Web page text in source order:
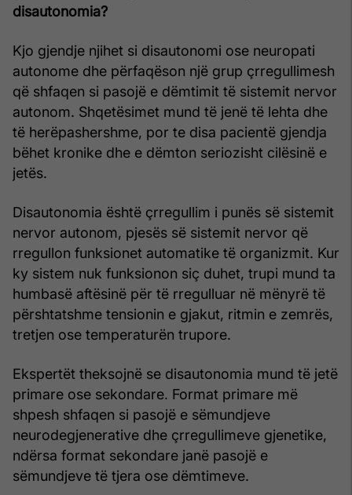
disautonomia?
Kjo gjendje njihet si disautonomi ose neuropati
autonome dhe përfaqëson një grup çrregullimesh
që shfaqen si pasojë e dëmtimit të sistemit nervor
autonom. Shqetësimet mund të jenë të lehta dhe
të herëpashershme, por te disa pacientë gjendja
bëhet kronike dhe e dëmton seriozisht cilësinë e
jetës.
Disautonomia është çrregullim i punës së sistemit
nervor autonom, pjesës së sistemit nervor që
rregullon funksionet automatike të organizmit. Kur
ky sistem nuk funksionon siç duhet, trupi mund ta
humbasë aftësinë për të rregulluar në mënyrë të
përshtatshme tensionin e gjakut, ritmin e zemrës,
tretjen ose temperaturën trupore.
Ekspertët theksojnë se disautonomia mund të jetë
primare ose sekondare. Format primare më
shpesh shfaqen si pasojë e sëmundjeve
neurodegjenerative dhe çrregullimeve gjenetike,
ndërsa format sekondare janë pasojë e
sëmundjeve të tjera ose dëmtimeve.